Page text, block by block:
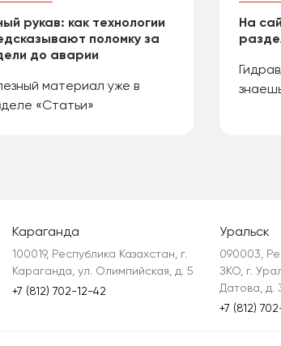
рукав: как технологии
поломку за
до аварии
материал уже в
«Статьи»
На
Караганда
100019, Республика Казахстан, г.
Караганда, ул. Олимпийская, д. 5
+7 (812) 702-12-42
Уральск
090003,
ЗКО, г.
Датова, д.
+7 (812)